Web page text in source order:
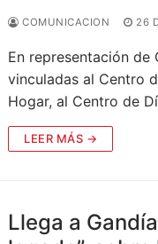
EECC
COMUNICACION 26
En representación de
vinculadas al Centro
Hogar, al Centro de
LEER MÁS →
Llega a